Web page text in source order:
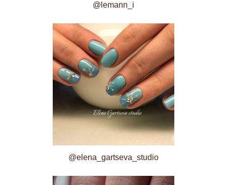
@lemann_i
@elena_gartseva_studio